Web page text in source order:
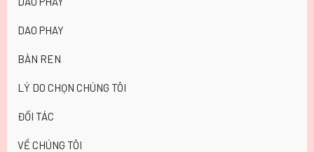
DAO PHAY
BÀN REN
LÝ DO CHỌN CHÚNG TÔI
ĐỐI TÁC
VỀ CHÚNG TÔI